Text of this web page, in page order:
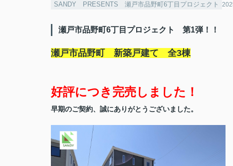
SANDY PRESENTS 瀬戸市品野町6丁目プロジェクト
瀬戸市品野町6丁目プロジェクト 第1弾！！
瀬戸市品野町 新築戸建て 全3棟
好評につき完売しました！
早期のご契約、誠にありがとうございました。